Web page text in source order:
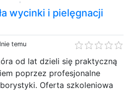
wycinki i pielęgnacji
temu
od lat dzieli się praktyczną
poprzez profesjonalne
Oferta szkoleniowa